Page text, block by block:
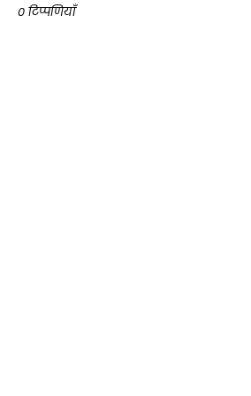
0 टिप्पणियाँ